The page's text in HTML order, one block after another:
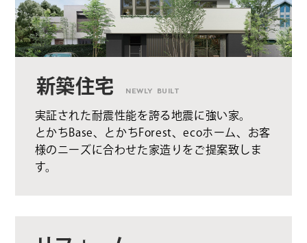
新築住宅 NEWLY BUILT
実証された耐震性能を誇る地震に強い家。
とかちBase、とかちForest、ecoホーム、お客
様のニーズに合わせた家造りをご提案致しま
す。